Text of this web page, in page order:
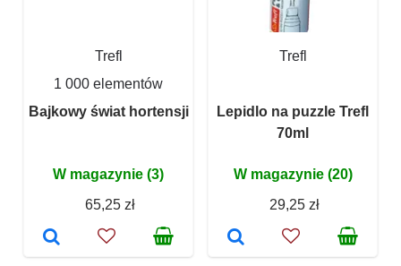
Trefl
1 000 elementów
Bajkowy świat hortensji
W magazynie (3)
65,25 zł
Trefl
Lepidlo na puzzle Trefl
70ml
W magazynie (20)
29,25 zł